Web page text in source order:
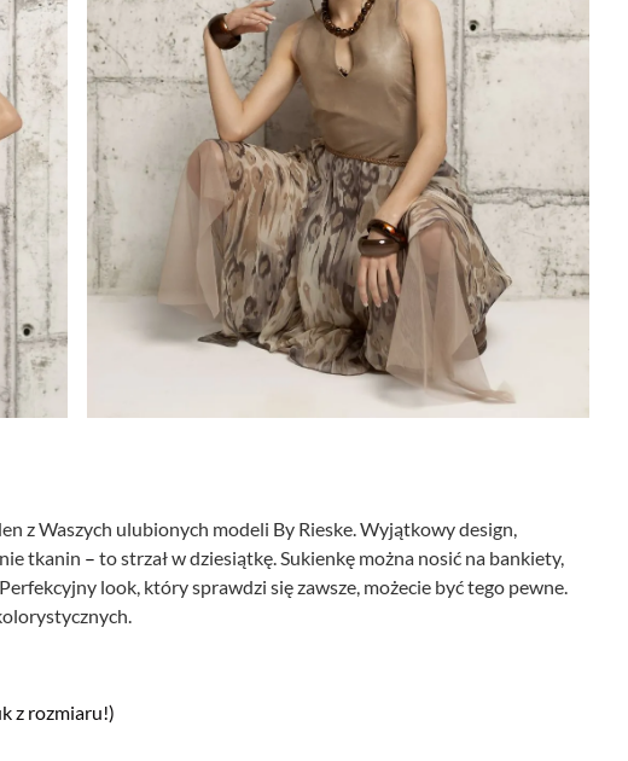
z Waszych ulubionych modeli By Rieske. Wyjątkowy design,
tkanin – to strzał w dziesiątkę. Sukienkę można nosić na bankiety,
look, który sprawdzi się zawsze, możecie być tego pewne.
z rozmiaru!)